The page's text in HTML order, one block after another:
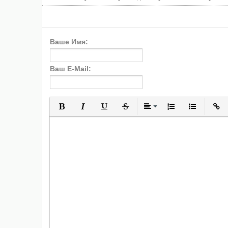
Ваше Имя:
Ваш E-Mail:
Полужирный
КурсивПодчеркнутый
Зачеркнутый